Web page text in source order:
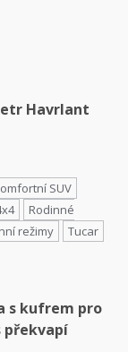
Havrlant
SUV
Rodinné
režimy
Tucar
s kufrem pro
překvapí